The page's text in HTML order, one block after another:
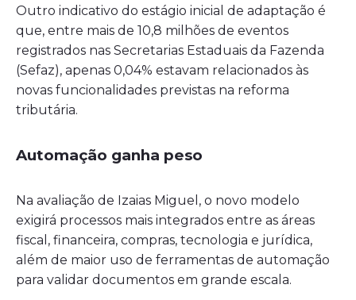
Outro indicativo do estágio inicial de adaptação é
que, entre mais de 10,8 milhões de eventos
registrados nas Secretarias Estaduais da Fazenda
(Sefaz), apenas 0,04% estavam relacionados às
novas funcionalidades previstas na reforma
tributária.
Automação ganha peso
Na avaliação de Izaias Miguel, o novo modelo
exigirá processos mais integrados entre as áreas
fiscal, financeira, compras, tecnologia e jurídica,
além de maior uso de ferramentas de automação
para validar documentos em grande escala.